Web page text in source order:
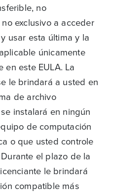
no
exclusivo a acceder
usar esta última y la
únicamente
en este EULA. La
le brindará a usted en
de archivo
instalará en ningún
de computación
o que usted controle
el plazo de la
le brindará
compatible más